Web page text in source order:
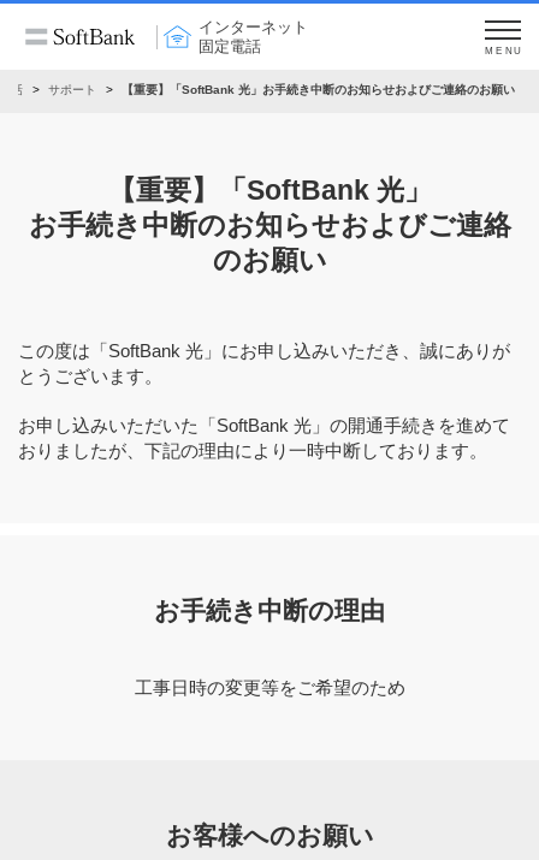
インターネット
固定電話
MENU
話 サポート 【重要】「SoftBank 光」お手続き中断のお知らせおよびご連絡のお願い
【重要】「SoftBank 光」
お手続き中断のお知らせおよびご連絡
のお願い
この度は「SoftBank 光」にお申し込みいただき、誠にありが
とうございます。
お申し込みいただいた「SoftBank 光」の開通手続きを進めて
おりましたが、下記の理由により一時中断しております。
お手続き中断の理由
工事日時の変更等をご希望のため
お客様へのお願い